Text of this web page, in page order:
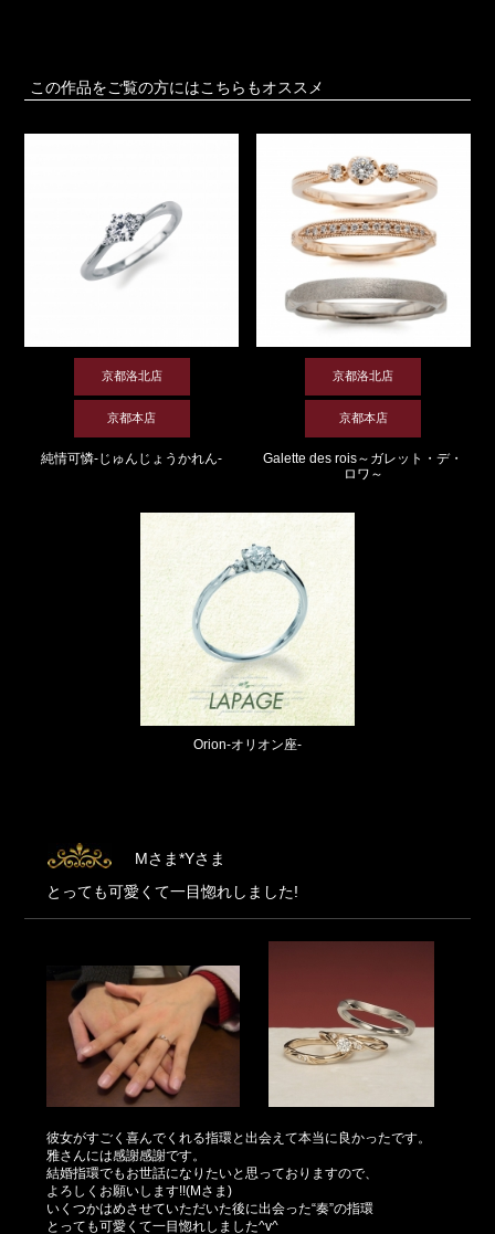
この作品をご覧の方にはこちらもオススメ
京都洛北店
京都本店
純情可憐-じゅんじょうかれん-
京都洛北店
京都本店
Galette des rois～ガレット・デ・
ロワ～
Orion-オリオン座-
Mさま*Yさま
とっても可愛くて一目惚れしました!
彼女がすごく喜んでくれる指環と出会えて本当に良かったです。
雅さんには感謝感謝です。
結婚指環でもお世話になりたいと思っておりますので、
よろしくお願いします!!(Mさま)
いくつかはめさせていただいた後に出会った“奏”の指環
とっても可愛くて一目惚れしました^v^